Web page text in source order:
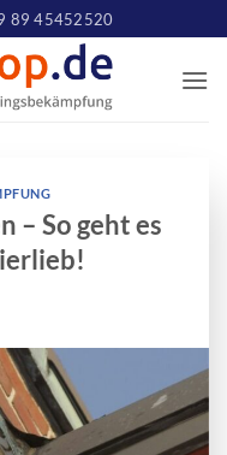
89 45452520
– So geht es